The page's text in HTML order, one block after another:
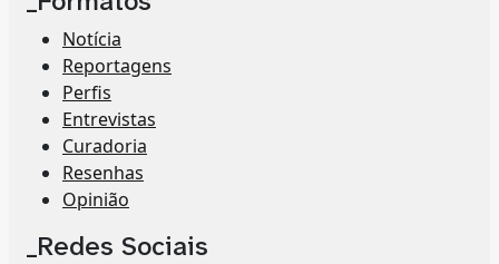
Notícia
Reportagens
Perfis
Entrevistas
Curadoria
Resenhas
Opinião
_Redes Sociais